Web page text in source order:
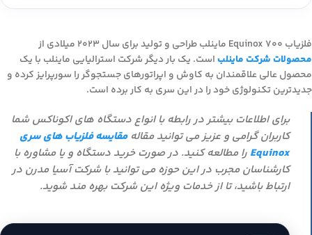
فلزیاب Equinox 700 ماینلب طراحی و تولید برای سال 2023 میلادی از
محصولات شرکت ماینلباست. یک بار دیگر شرکت استرالیایی ماینلب با یک
محصول عالی علاقمندان به کاوش و اپراتورهای جستجوگر را سورپرایز کرده و
جدیدترین تکنولوژی خود را در این سری به کار برده است.
برای اطلاعات بیشتر در رابطه با انواع دستگاه های اکوناکس شما
کاربران گرامی و عزیز می توانید مقالهمقایسه فلزیاب های سری
Equinox را مطالعه کنید. در صورت خرید دستگاه و یا مشاوره با
کارشناسان مجرب در این حوزه می توانید با شرکت آسیا مدرن در
ارتباط باشید، تا از خدمات ویژه این شرکت بهره مند شوید.